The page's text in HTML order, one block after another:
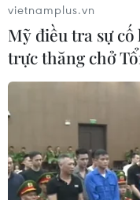
TIN LIÊN QUAN
vietnamplus.vn
Mỹ điều tra sự
trực thăng chở